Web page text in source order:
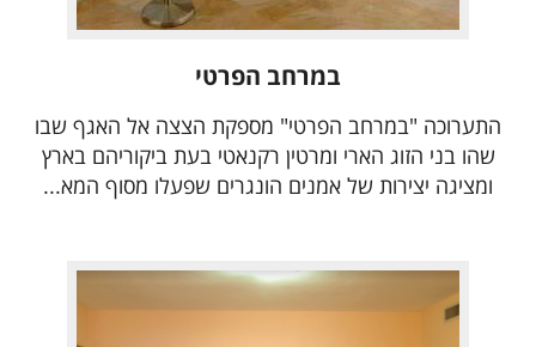
במרחב הפרטי
התערוכה "במרחב הפרטי" מספקת הצצה אל האגף שבו
שהו בני הזוג הארי ומרטין רקנאטי בעת ביקוריהם בארץ
ומציגה יצירות של אמנים הונגרים שפעלו מסוף המא...